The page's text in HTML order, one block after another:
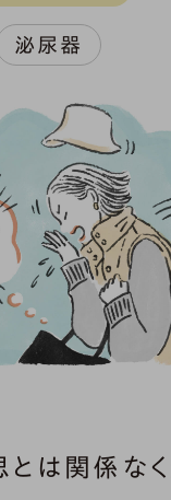
泌尿器
は関係な